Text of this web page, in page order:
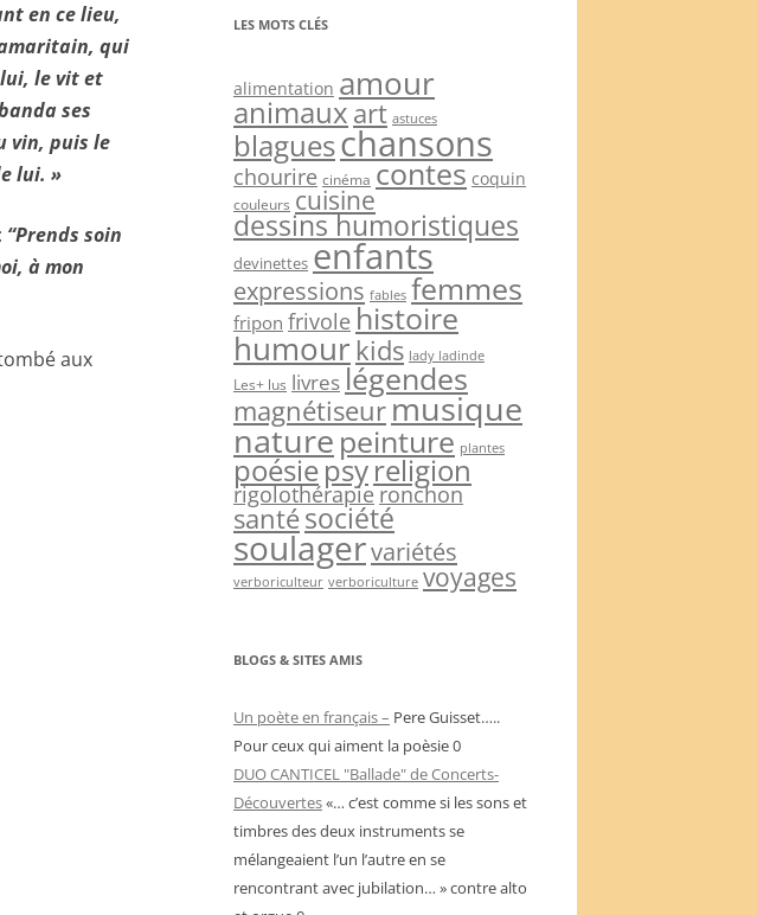
en ce lieu,
qui
le vit et
ses
vin, puis le
lui. »
“Prends soin
à mon
aux
LES MOTS CLÉS
alimentation amour
animauxart astuces
blagueschansons
chourire cinéma contes coquin
couleurs cuisine
dessins humoristiques
devinettes enfants
expressions fables femmes
fripon frivole histoire
humour kids lady ladinde
Les+ lus livreslégendes
magnétiseurmusique
naturepeinture plantes
poésiepsyreligion
rigolothérapieronchon
santésociété
soulagervariétés
verboriculteur verboriculture voyages
BLOGS & SITES AMIS
Un poète en français – Pere Guisset…..
Pour ceux qui aiment la poèsie 0
DUO CANTICEL "Ballade" de Concerts-
Découvertes«… c’est comme si les sons et
timbres des deux instruments se
mélangeaient l’un l’autre en se
rencontrant avec jubilation… » contre alto